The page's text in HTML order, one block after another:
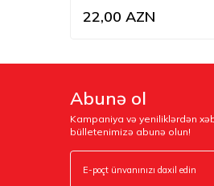
22,00 AZN
Abunə ol
Kampaniya və yeniliklərdən
bülletenimizə abunə olun!